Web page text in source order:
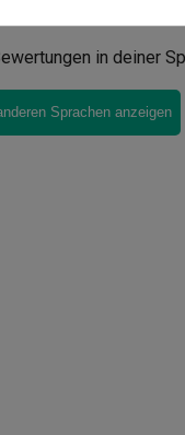
in deiner
Sprachen anzeigen